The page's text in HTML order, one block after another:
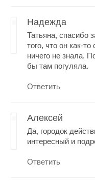
Надежда
Татьяна, спасибо
того, что он как-
ничего не знала.
бы там погуляла.
Ответить
Алексей
Да, городок
интересный и
Ответить